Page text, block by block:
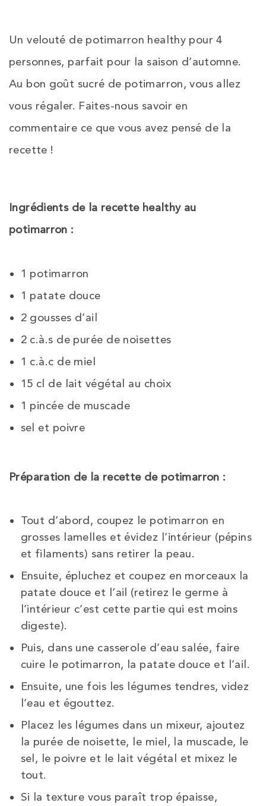
Un velouté de potimarron healthy pour 4
personnes, parfait pour la saison d’automne.
Au bon goût sucré de potimarron, vous allez
vous régaler. Faites-nous savoir en
commentaire ce que vous avez pensé de la
recette !
Ingrédients de la recette healthy au
potimarron :
1 potimarron
1 patate douce
2 gousses d’ail
2 c.à.s de purée de noisettes
1 c.à.c de miel
15 cl de lait végétal au choix
1 pincée de muscade
sel et poivre
Préparation de la recette de potimarron :
Tout d’abord, coupez le potimarron en
grosses lamelles et évidez l’intérieur (pépins
et filaments) sans retirer la peau.
Ensuite, épluchez et coupez en morceaux la
patate douce et l’ail (retirez le germe à
l’intérieur c’est cette partie qui est moins
digeste).
Puis, dans une casserole d’eau salée, faire
cuire le potimarron, la patate douce et l’ail.
Ensuite, une fois les légumes tendres, videz
l’eau et égouttez.
Placez les légumes dans un mixeur, ajoutez
la purée de noisette, le miel, la muscade, le
sel, le poivre et le lait végétal et mixez le
tout.
Si la texture vous paraît trop épaisse,